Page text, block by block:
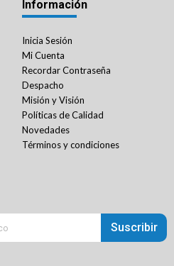
Información
Inicia Sesión
Mi Cuenta
Recordar Contraseña
Despacho
Misión y Visión
Políticas de Calidad
Novedades
Términos y condiciones
Suscribir